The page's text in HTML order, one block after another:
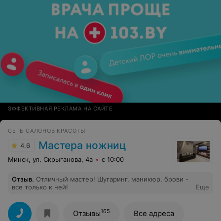
ЭФФЕКТИВНАЯ РЕКЛАМА НА САЙТЕ
СЕТЬ САЛОНОВ КРАСОТЫ
4.6 Мастера ножниц
Минск, ул. Скрыганова, 4а с 10:00
Отзыв. Отличный мастер! Шугаринг, маникюр, брови -
все только к ней!
Еще
Отзывы165 Все адреса